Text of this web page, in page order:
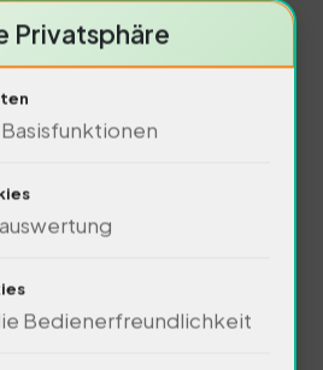
Aspekten
80% der
von neuen
Hotels sind
Privatsphäre
Bedienerfreundlichkeit